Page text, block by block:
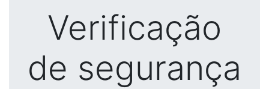
Verificação
de segurança